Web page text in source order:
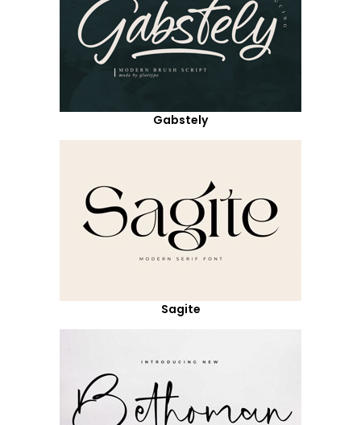
Gabstely
Sagite